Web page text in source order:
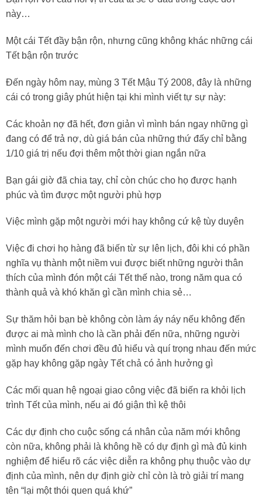
này…
Một cái Tết đầy bận rộn, nhưng cũng không khác những cái
Tết bận rộn trước
Đến ngày hôm nay, mùng 3 Tết Mậu Tý 2008, đây là những
cái có trong giây phút hiện tại khi mình viết tự sự này:
Các khoản nợ đã hết, đơn giản vì mình bán ngay những gì
đang có để trả nợ, dù giá bán của những thứ đấy chỉ bằng
1/10 giá trị nếu đợi thêm một thời gian ngắn nữa
Bạn gái giờ đã chia tay, chỉ còn chúc cho họ được hạnh
phúc và tìm được một người phù hợp
Việc mình gặp một người mới hay không cứ kệ tùy duyên
Việc đi chơi họ hàng đã biến từ sự lên lịch, đôi khi có phần
nghĩa vụ thành một niềm vui được biết những người thân
thích của mình đón một cái Tết thế nào, trong năm qua có
thành quả và khó khăn gì cần mình chia sẻ…
Sự thăm hỏi bạn bè không còn làm áy náy nếu không đến
được ai mà mình cho là cần phải đến nữa, những người
mình muốn đến chơi đều đủ hiểu và quí trọng nhau đến mức
gặp hay không gặp ngày Tết chả có ảnh hưởng gì
Các mối quan hệ ngoại giao công việc đã biến ra khỏi lịch
trình Tết của mình, nếu ai đó giận thì kệ thôi
Các dự định cho cuộc sống cá nhân của năm mới không
còn nữa, không phải là không hề có dự định gì mà đủ kinh
nghiệm để hiểu rõ các việc diễn ra không phụ thuộc vào dự
định của mình, nên dự định giờ chỉ còn là trò giải trí mang
tên “lại một thói quen quá khứ”